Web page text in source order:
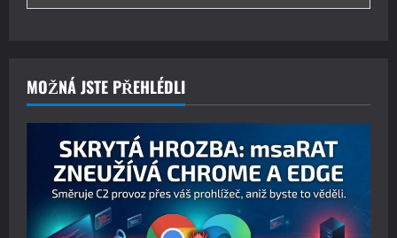
MOŽNÁ JSTE PŘEHLÉDLI